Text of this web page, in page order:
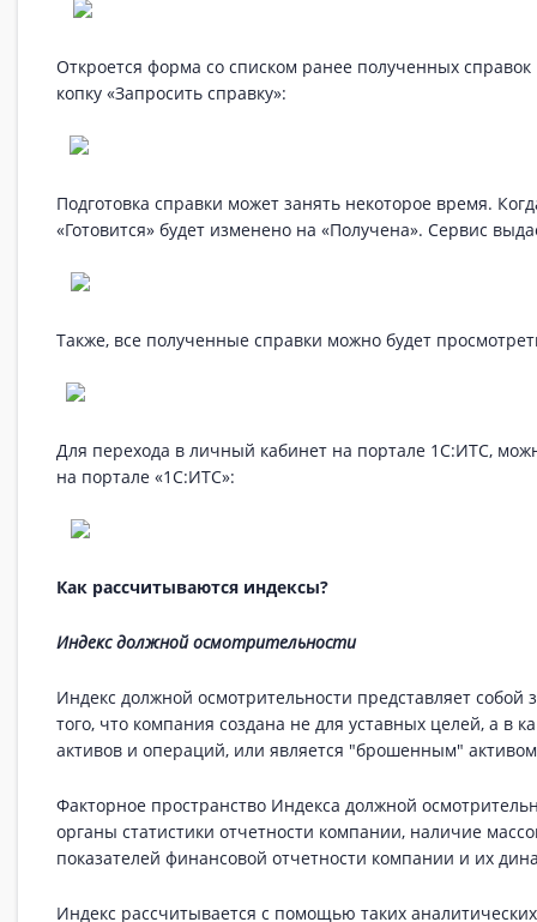
Откроется форма со списком ранее полученных
копку «Запросить справку»:
Подготовка справки может занять некоторое время.
«Готовится» будет изменено на «Получена». Сервис
Также, все полученные справки можно будет
Для перехода в личный кабинет на портале 1С:ИТС,
на портале «1С:ИТС»:
Как рассчитываются индексы?
Индекс должной осмотрительности
Индекс должной осмотрительности представляет
того, что компания создана не для уставных целей, а
активов и операций, или является "брошенным"
Факторное пространство Индекса должной
органы статистики отчетности компании, наличие
показателей финансовой отчетности компании и их
Индекс рассчитывается с помощью таких